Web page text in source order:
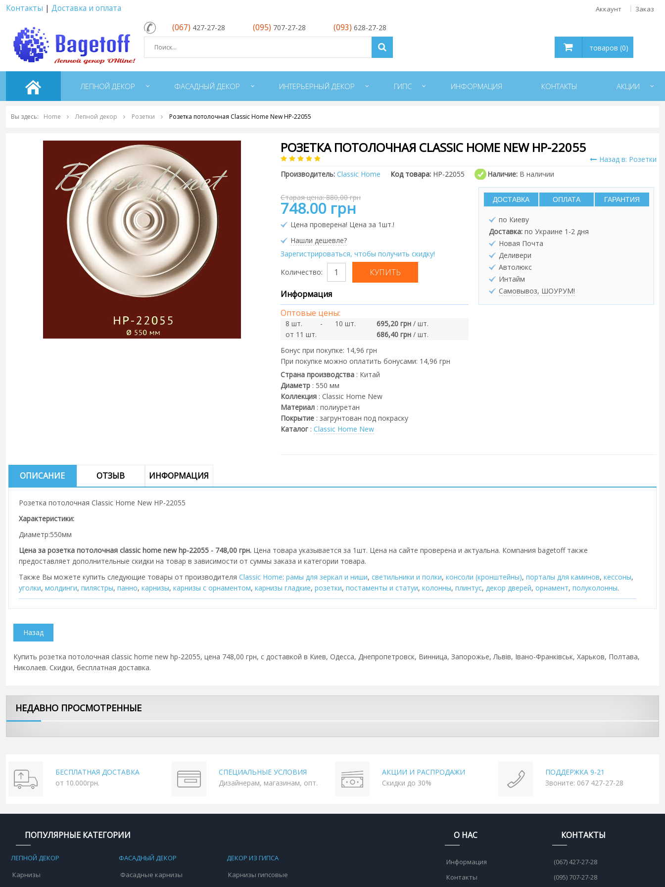
Контакты | Доставка и оплата Аккаунт Заказ
(067) 427-27-28 (095) 707-27-28 (093) 628-27-28
товаров (0)
ЛЕПНОЙ ДЕКОР ФАСАДНЫЙ ДЕКОР ИНТЕРЬЕРНЫЙ ДЕКОР ГИПС ИНФОРМАЦИЯ КОНТАКТЫ АКЦИИ
Вы здесь: Home Лепной декор Розетки Розетка потолочная Classic Home New HP-22055
РОЗЕТКА ПОТОЛОЧНАЯ CLASSIC HOME NEW HP-22055
Назад в: Розетки
Производитель: Classic Home Код товара: HP-22055 Наличие: В наличии
Старая цена: 880,00 грн
748.00 грн
Цена проверена! Цена за 1шт.!
Нашли дешевле?
Зарегистрироваться, чтобы получить скидку!
Количество:
Информация
Оптовые цены:
8 шт. - 10 шт. 695,20 грн / шт.
от 11 шт.
686,40 грн / шт.
Бонус при покупке: 14,96 грн
При покупке можно оплатить бонусами: 14,96 грн
Страна производства: Китай
Диаметр: 550 мм
Коллекция: Classic Home New
Материал: полиуретан
Покрытие: загрунтован под покраску
Каталог: Classic Home New
ДОСТАВКА ОПЛАТА ГАРАНТИЯ
по Киеву
Доставка: по Украине 1-2 дня
Новая Почта
Деливери
Автолюкс
Интайм
Самовывоз, ШОУРУМ!
ОПИСАНИЕ ОТЗЫВ ИНФОРМАЦИЯ
Розетка потолочная Classic Home New HP-22055
Характеристики:
Диаметр:550мм
Цена за розетка потолочная classic home new hp-22055 - 748,00 грн. Цена товара указывается за 1шт. Цена на сайте проверена и актуальна. Компания bagetoff также
предоставляет дополнительные скидки на товар в зависимости от суммы заказа и категории товара.
Также Вы можете купить следующие товары от производителя Classic Home: рамы для зеркал и ниши, cветильники и полки, консоли (кронштейны), порталы для каминов, кессоны,
уголки, молдинги, пилястры, панно, карнизы, карнизы с орнаментом, карнизы гладкие, розетки, постаменты и статуи, колонны, плинтус, декор дверей, орнамент, полуколонны.
Купить розетка потолочная classic home new hp-22055, цена 748,00 грн, с доставкой в Киев, Одесса, Днепропетровск, Винница, Запорожье, Львів, Івано-Франківськ, Харьков, Полтава,
Николаев. Скидки, бесплатная доставка.
НЕДАВНО ПРОСМОТРЕННЫЕ
БЕСПЛАТНАЯ ДОСТАВКА
от 10.000грн.
СПЕЦИАЛЬНЫЕ УСЛОВИЯ
Дизайнерам, магазинам, опт.
АКЦИИ И РАСПРОДАЖИ
Скидки до 30%
ПОДДЕРЖКА 9-21
Звоните: 067 427-27-28
ПОПУЛЯРНЫЕ КАТЕГОРИИ
ЛЕПНОЙ ДЕКОР
Карнизы
ФАСАДНЫЙ ДЕКОР
Фасадные карнизы
ДЕКОР ИЗ ГИПСА
Карнизы гипсовые
О НАС
Информация
Контакты
КОНТАКТЫ
(067) 427-27-28
(095) 707-27-28